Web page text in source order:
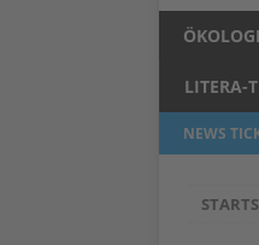
LITERA-
NEWS